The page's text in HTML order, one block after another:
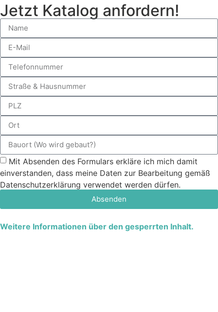
Jetzt Katalog anfordern!
Mit Absenden des Formulars erkläre ich mich damit
einverstanden, dass meine Daten zur Bearbeitung gemäß
Datenschutzerklärung verwendet werden dürfen.
Absenden
Weitere Informationen über den gesperrten Inhalt.